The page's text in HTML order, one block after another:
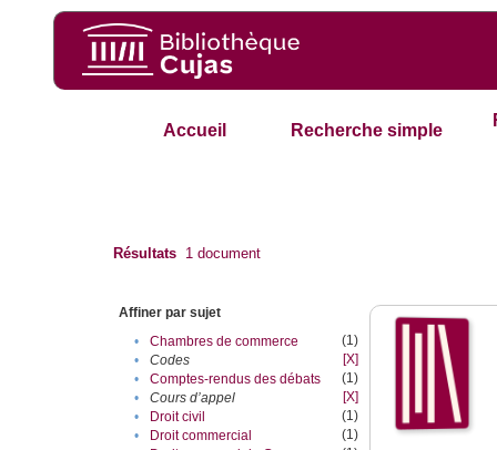
Accueil Recherche simple
Résultats 1 document
Affiner par sujet
•
Chambres de commerce
(1)
•
Codes
[X]
•
Comptes-rendus des débats
(1)
•
Cours d’appel
[X]
•
Droit civil
(1)
•
Droit commercial
(1)